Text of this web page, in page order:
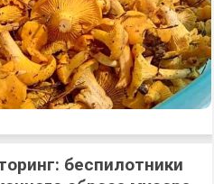
беспилотники